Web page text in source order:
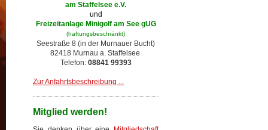
am Staffelsee e.V.
und
Freizeitanlage Minigolf am See gUG
(haftungsbeschränkt)
Seestraße 8 (in der Murnauer Bucht)
82418 Murnau a. Staffelsee
Telefon: 08841 99393
Zur Anfahrtsbeschreibung ...
Mitglied werden!